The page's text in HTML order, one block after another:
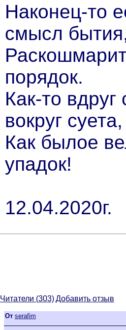
Наконец-то
смысл
порядок.
Как-то
вокруг суета,
Как былое
упадок!
12.04.2020г.
Читатели (303)Добавить отзыв
От serafim